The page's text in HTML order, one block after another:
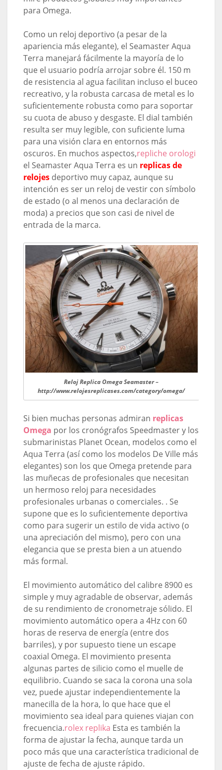
para Omega.
Como un reloj deportivo (a pesar de la
apariencia más elegante), el Seamaster Aqua
Terra manejará fácilmente la mayoría de lo
que el usuario podría arrojar sobre él. 150 m
de resistencia al agua facilitan incluso el buceo
recreativo, y la robusta carcasa de metal es lo
suficientemente robusta como para soportar
su cuota de abuso y desgaste. El dial también
resulta ser muy legible, con suficiente luma
para una visión clara en entornos más
oscuros. En muchos aspectos,repliche orologi
el Seamaster Aqua Terra es un replicas de
relojesdeportivo muy capaz, aunque su
intención es ser un reloj de vestir con símbolo
de estado (o al menos una declaración de
moda) a precios que son casi de nivel de
entrada de la marca.
Reloj Replica Omega Seamaster –
http://www.relojesreplicases.com/category/omega/
Si bien muchas personas admiran replicas
Omega por los cronógrafos Speedmaster y los
submarinistas Planet Ocean, modelos como el
Aqua Terra (así como los modelos De Ville más
elegantes) son los que Omega pretende para
las muñecas de profesionales que necesitan
un hermoso reloj para necesidades
profesionales urbanas o comerciales. . Se
supone que es lo suficientemente deportiva
como para sugerir un estilo de vida activo (o
una apreciación del mismo), pero con una
elegancia que se presta bien a un atuendo
más formal.
El movimiento automático del calibre 8900 es
simple y muy agradable de observar, además
de su rendimiento de cronometraje sólido. El
movimiento automático opera a 4Hz con 60
horas de reserva de energía (entre dos
barriles), y por supuesto tiene un escape
coaxial Omega. El movimiento presenta
algunas partes de silicio como el muelle de
equilibrio. Cuando se saca la corona una sola
vez, puede ajustar independientemente la
manecilla de la hora, lo que hace que el
movimiento sea ideal para quienes viajan con
frecuencia.rolex replika Esta es también la
forma de ajustar la fecha, aunque tarda un
poco más que una característica tradicional de
ajuste de fecha de ajuste rápido.